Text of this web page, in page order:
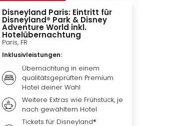
Disneyland Paris: Eintritt für
Disneyland® Park & Disney
Adventure World inkl.
Hotelübernachtung
Paris, FR
Inklusivleistungen:
Übernachtung in einem
qualitätsgeprüften Premium
Hotel deiner Wahl
Weitere Extras wie Frühstück, je
nach gewähltem Hotel
Tickets für Disneyland®